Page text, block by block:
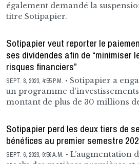
également demandé la
titre Sotipapier.
Sotipapier veut reporter le
ses dividendes afin de “minimiser
risques financiers”
SEPT. 8, 2023, 4:55 P.M.
Sotipapier a
un programme
montant de plus de 30 millions
Sotipapier perd les deux tiers de
bénéfices au premier semestre
SEPT. 6, 2023, 9:56 A.M.
L’augmentation